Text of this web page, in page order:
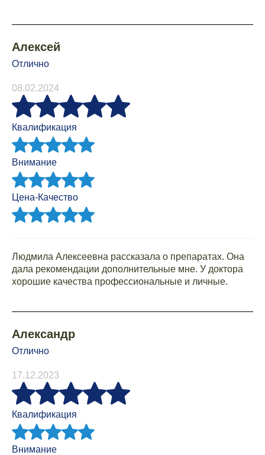
Алексей
Отлично
08.02.2024
Квалификация
Внимание
Цена-Качество
Людмила Алексеевна рассказала о препаратах. Она
дала рекомендации дополнительные мне. У доктора
хорошие качества профессиональные и личные.
Александр
Отлично
17.12.2023
Квалификация
Внимание